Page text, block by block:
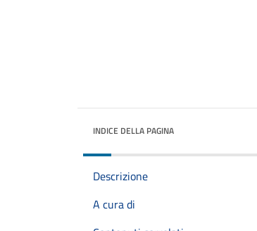
INDICE DELLA PAGINA
Descrizione
A cura di